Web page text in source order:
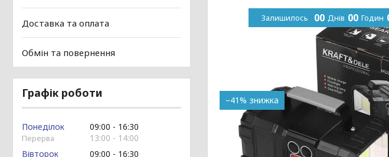
–41%
Залишилось 00 Днів 00 Годин
Доставка та оплата
Обмін та повернення
Графік роботи
Понеділок 09:00
16:30
13:00
14:00
Вівторок
09:00
16:30